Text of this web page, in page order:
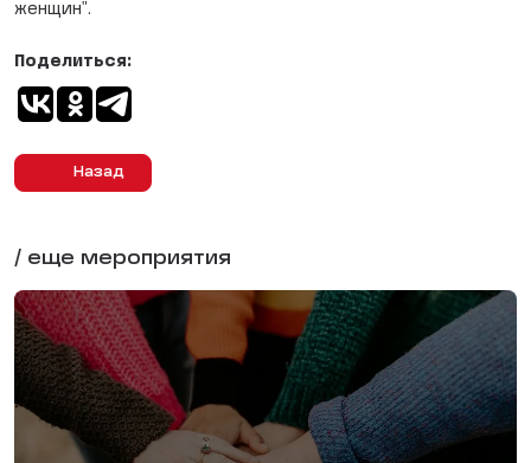
женщин".
Назад
Поделиться:
/ еще мероприятия